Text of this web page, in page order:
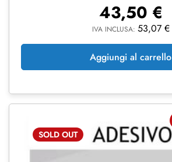
43,50 €
IVA INCLUSA: 53,07 €
Aggiungi al carrello
SOLD OUT